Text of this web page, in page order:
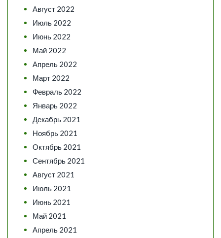
Август 2022
Июль 2022
Июнь 2022
Май 2022
Апрель 2022
Март 2022
Февраль 2022
Январь 2022
Декабрь 2021
Ноябрь 2021
Октябрь 2021
Сентябрь 2021
Август 2021
Июль 2021
Июнь 2021
Май 2021
Апрель 2021